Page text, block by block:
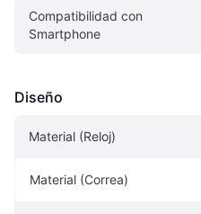
Compatibilidad con
Smartphone
Diseño
Material (Reloj)
Material (Correa)